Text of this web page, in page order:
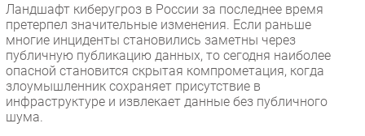
Ландшафт киберугроз в России за последнее время
претерпел значительные изменения. Если раньше
многие инциденты становились заметны через
публичную публикацию данных, то сегодня наиболее
опасной становится скрытая компрометация, когда
злоумышленник сохраняет присутствие в
инфраструктуре и извлекает данные без публичного
шума.